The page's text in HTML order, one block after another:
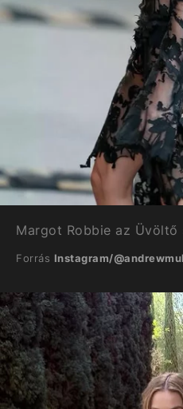
Margot Robbie az Üvöltő
Forrás Instagram/